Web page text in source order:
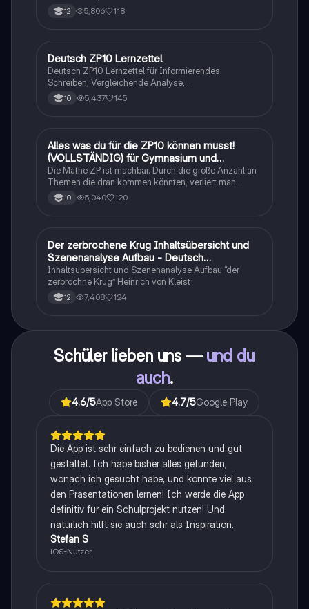
tabellarisch. Im Unterricht ohne KI erstellt
12 5,806 118
Deutsch
Deutsch ZP10 Lernzettel
Deutsch ZP10 Lernzettel für Informierendes
Schreiben, Vergleichende Analyse,
Sachtexte/Roman/Gedicht..
10 5,437 145
Mathe
Alles was du für die ZP10 können musst!
(VOLLSTÄNDIG) für Gymnasium und
Realschule
Die Mathe ZP ist machbar. Durch die große Anzahl an
Themen die dran kommen könnten, verliert man
schnell den Überblick. Also habe ich von den kleinsten
Themen bis hin zu den größten alles
10 5,040 120
Deutsch
Der zerbrochene Krug Inhaltsübersicht und
Szenenanalyse Aufbau - Deutsch
Q1/Q2/Abitur
Inhaltsübersicht und Szenenanalyse Aufbau “der
zerbrochne Krug” Heinrich von Kleist
12 7,408 124
Schüler lieben uns — und du
auch.
4.6/5App Store 4.7/5Google Play
Die App ist sehr einfach zu bedienen und gut
gestaltet. Ich habe bisher alles gefunden,
wonach ich gesucht habe, und konnte viel aus
den Präsentationen lernen! Ich werde die App
definitiv für ein Schulprojekt nutzen! Und
natürlich hilft sie auch sehr als Inspiration.
Stefan S
iOS-Nutzer